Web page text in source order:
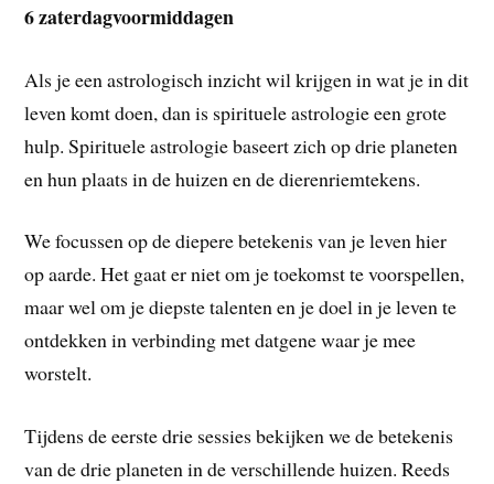
6 zaterdagvoormiddagen
Als je een astrologisch inzicht wil krijgen in wat je in dit
leven komt doen, dan is spirituele astrologie een grote
hulp. Spirituele astrologie baseert zich op drie planeten
en hun plaats in de huizen en de dierenriemtekens.
We focussen op de diepere betekenis van je leven hier
op aarde. Het gaat er niet om je toekomst te voorspellen,
maar wel om je diepste talenten en je doel in je leven te
ontdekken in verbinding met datgene waar je mee
worstelt.
Tijdens de eerste drie sessies bekijken we de betekenis
van de drie planeten in de verschillende huizen. Reeds